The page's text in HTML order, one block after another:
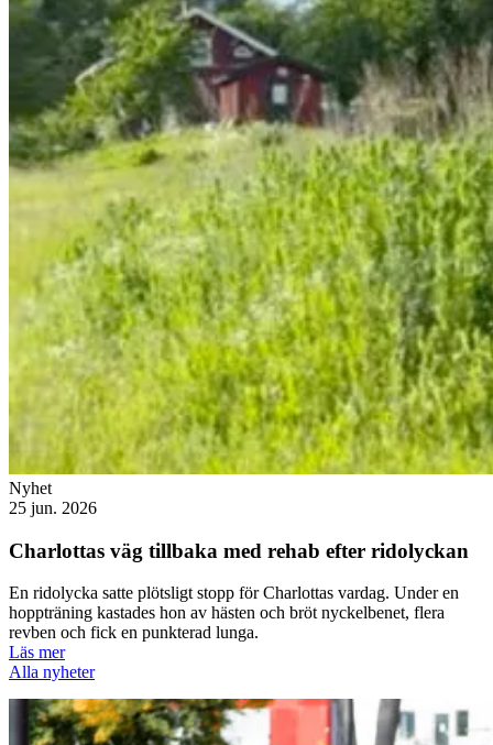
Nyhet
25 jun. 2026
Charlottas väg tillbaka med rehab efter ridolyckan
En ridolycka satte plötsligt stopp för Charlottas vardag. Under en
hoppträning kastades hon av hästen och bröt nyckelbenet, flera
revben och fick en punkterad lunga.
Läs mer
Alla nyheter